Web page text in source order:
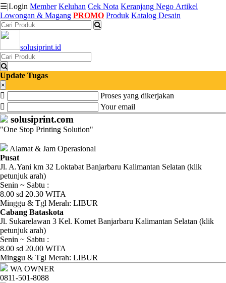
Katalog
Produk
Petugas
Riwayat
Transaksi
Tagihan
Berjalan
Pembayaran
Pendapatan
Fee
Ganti
Password
Logout
☰|Login Member Keluhan Cek Nota Keranjang Nego Artikel
Lowongan & Magang PROMO Produk Katalog Desain
solusiprint.id
Update Tugas
×
Proses yang dikerjakan
Your email
solusiprint.com
"One Stop Printing Solution"
Alamat & Jam Operasional
Pusat
Jl. A.Yani km 32 Loktabat Banjarbaru Kalimantan Selatan (klik
petunjuk arah)
Senin ~ Sabtu :
8.00 sd 20.30 WITA
Minggu & Tgl Merah: LIBUR
Cabang Bataskota
Jl. Sukarelawan 3 Kel. Komet Banjarbaru Kalimantan Selatan (klik
petunjuk arah)
Senin ~ Sabtu :
8.00 sd 20.00 WITA
Minggu & Tgl Merah: LIBUR
WA OWNER
0811-501-8088